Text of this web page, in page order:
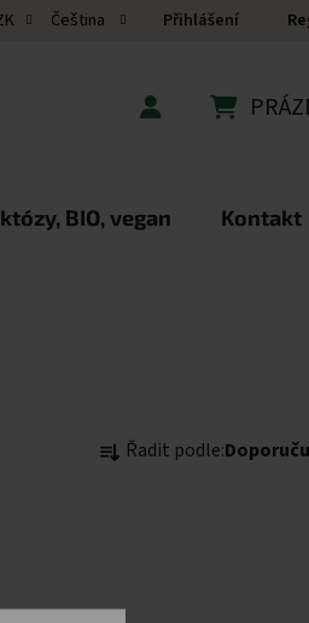
Čeština Přihlášení
BIO, vegan Kontakt
Řazení produktů
Řadit podle: